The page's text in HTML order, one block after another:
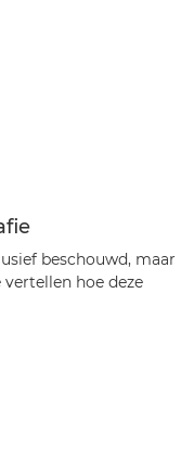
beschouwd, maar
hoe deze